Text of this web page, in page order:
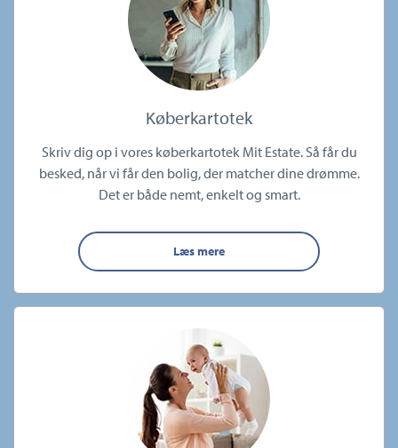
Køberkartotek
Skriv dig op i vores køberkartotek Mit Estate. Så får du
besked, når vi får den bolig, der matcher dine drømme.
Det er både nemt, enkelt og smart.
Læs mere